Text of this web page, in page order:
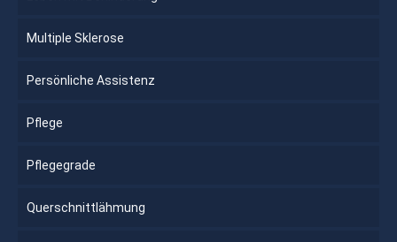
Multiple Sklerose
Persönliche Assistenz
Pflege
Pflegegrade
Querschnittlähmung